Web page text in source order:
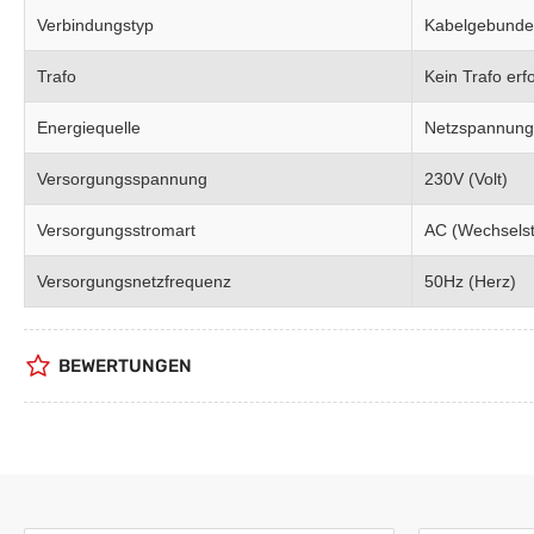
Verbindungstyp
Trafo Kein Trafo
Energiequelle Netzspannung
Versorgungsspannung 230V (Volt)
Versorgungsstromart AC
Versorgungsnetzfrequenz 50Hz (Herz)
BEWERTUNGEN